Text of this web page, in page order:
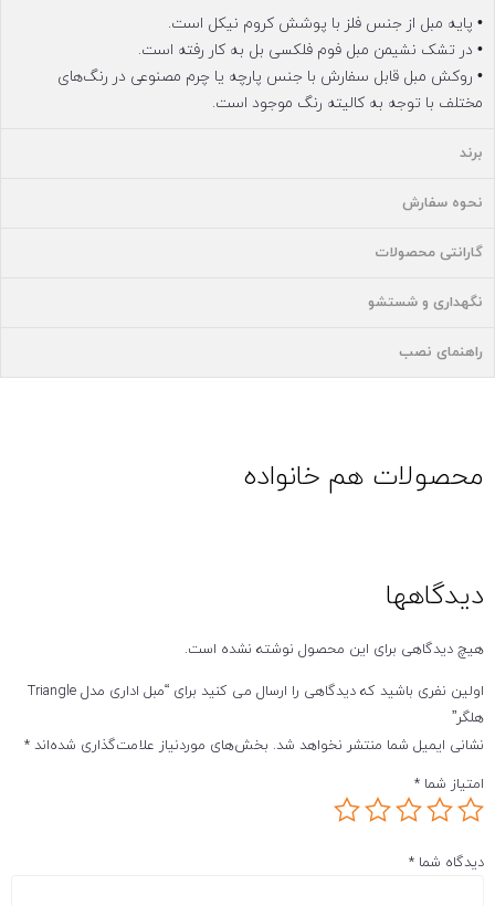
• پایه‌ مبل از جنس فلز با پوشش کروم نیکل است.
• در تشک نشیمن مبل فوم فلکسی بل به کار رفته است.
• روکش مبل قابل سفارش با جنس پارچه یا چرم مصنوعی در رنگ‌های
مختلف با توجه به کالیته رنگ موجود است.
برند
نحوه سفارش
گارانتی محصولات
نگهداری و شستشو
راهنمای نصب
محصولات هم خانواده
دیدگاهها
هیچ دیدگاهی برای این محصول نوشته نشده است.
اولین نفری باشید که دیدگاهی را ارسال می کنید برای “مبل اداری مدل Triangle
هلگر”
نشانی ایمیل شما منتشر نخواهد شد. بخش‌های موردنیاز علامت‌گذاری شده‌اند*
امتیاز شما
دیدگاه شما